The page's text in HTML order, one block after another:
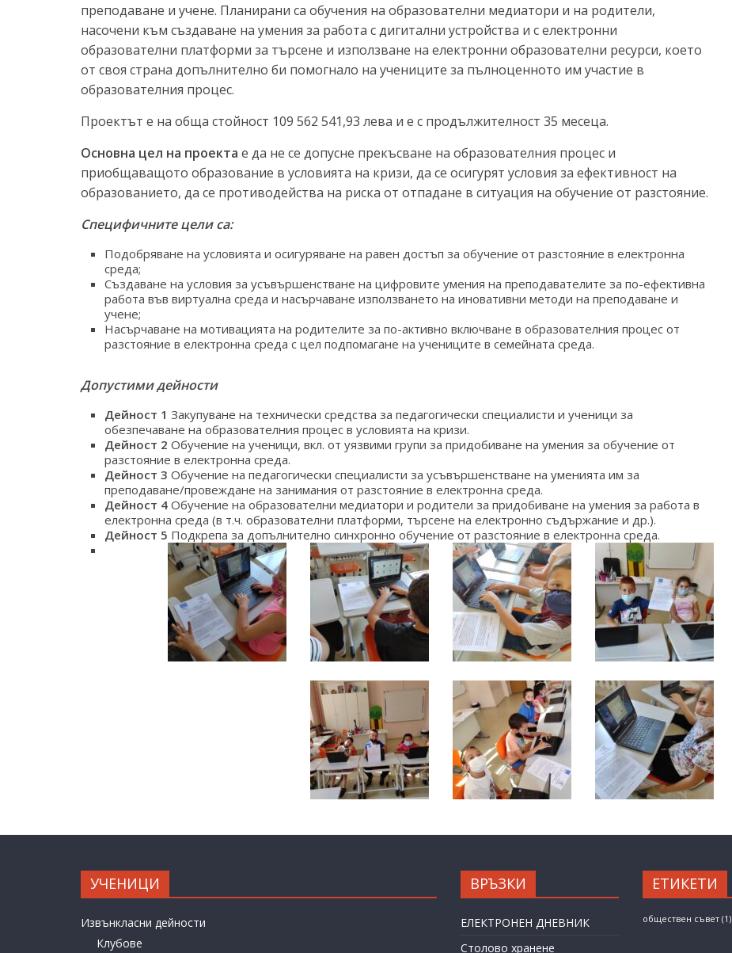
преподаване и учене. Планирани са обучения на образователни медиатори и на родители,
насочени към създаване на умения за работа с дигитални устройства и с електронни
образователни платформи за търсене и използване на електронни образователни ресурси, което
от своя страна допълнително би помогнало на учениците за пълноценното им участие в
образователния процес.
Проектът е на обща стойност 109 562 541,93 лева и е с продължителност 35 месеца.
Основна цел на проекта е да не се допусне прекъсване на образователния процес и
приобщаващото образование в условията на кризи, да се осигурят условия за ефективност на
образованието, да се противодейства на риска от отпадане в ситуация на обучение от разстояние.
Специфичните цели са:
Подобряване на условията и осигуряване на равен достъп за обучение от разстояние в електронна
среда;
Създаване на условия за усъвършенстване на цифровите умения на преподавателите за по-ефективна
работа във виртуална среда и насърчаване използването на иновативни методи на преподаване и
учене;
Насърчаване на мотивацията на родителите за по-активно включване в образователния процес от
разстояние в електронна среда с цел подпомагане на учениците в семейната среда.
Допустими дейности
Дейност 1 Закупуване на технически средства за педагогически специалисти и ученици за
обезпечаване на образователния процес в условията на кризи.
Дейност 2 Обучение на ученици, вкл. от уязвими групи за придобиване на умения за обучение от
разстояние в електронна среда.
Дейност 3 Обучение на педагогически специалисти за усъвършенстване на уменията им за
преподаване/провеждане на занимания от разстояние в електронна среда.
Дейност 4 Обучение на образователни медиатори и родители за придобиване на умения за работа в
електронна среда (в т.ч. образователни платформи, търсене на електронно съдържание и др.).
Дейност 5 Подкрепа за допълнително синхронно обучение от разстояние в електронна среда.
УЧЕНИЦИ
Извънкласни дейности
Клубове
ВРЪЗКИ
ЕЛЕКТРОНЕН ДНЕВНИК
Столово хранене
ЕТИКЕТИ
обществен съвет(1)